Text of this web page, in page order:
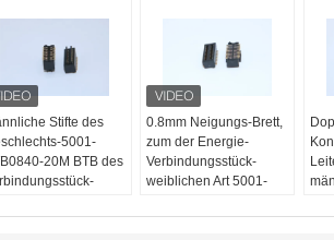
Stifte des
5001-
20M BTB des
H 2*10
0.8mm Neigungs-Brett,
zum der Energie-
Verbindungsstück-
weiblichen Art 5001-
verschalen